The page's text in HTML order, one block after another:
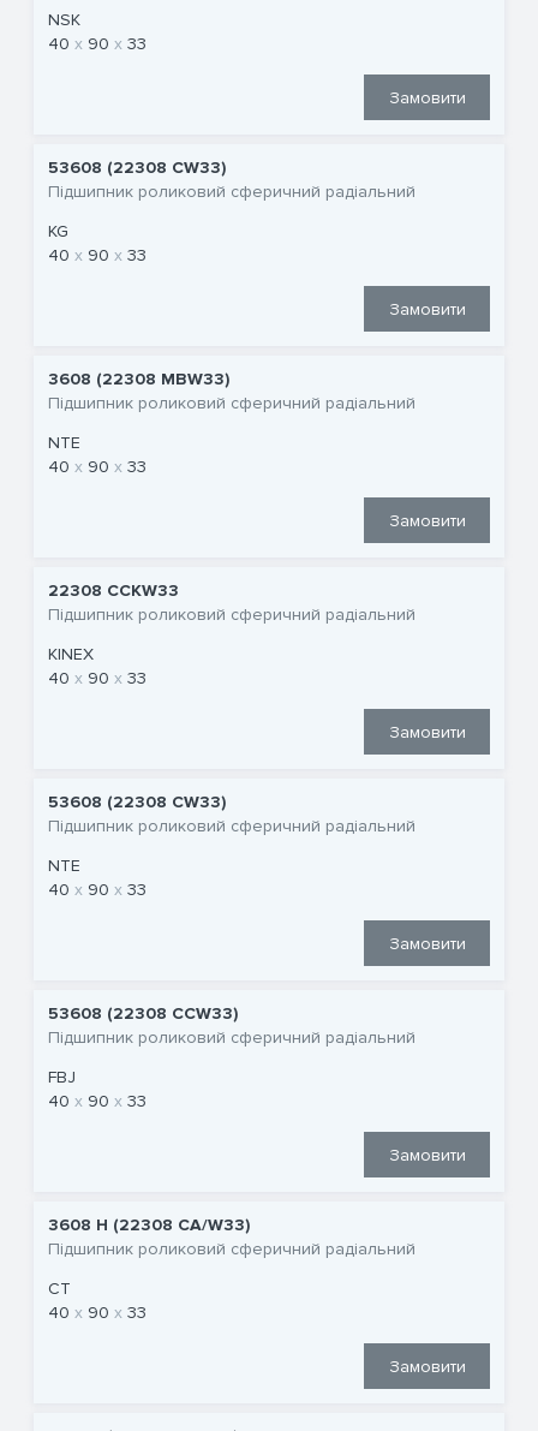
NSK
40
90 33
Замовити
53608 (22308 CW33)
Підшипник роликовий сферичний радіальний
KG
40
90 33
Замовити
3608 (22308 MBW33)
Підшипник роликовий сферичний радіальний
NTE
40
90 33
Замовити
22308 CCKW33
Підшипник роликовий сферичний радіальний
KINEX
40
90 33
Замовити
53608 (22308 CW33)
Підшипник роликовий сферичний радіальний
NTE
40
90 33
Замовити
53608 (22308 CCW33)
Підшипник роликовий сферичний радіальний
FBJ
40
90 33
Замовити
3608 Н (22308 CA/W33)
Підшипник роликовий сферичний радіальний
CT
40
90 33
Замовити